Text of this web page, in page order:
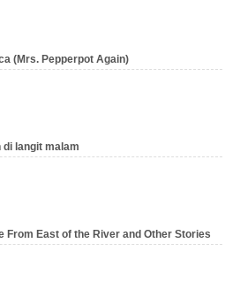
(Mrs. Pepperpot Again)
di langit malam
From East of the River and Other Stories